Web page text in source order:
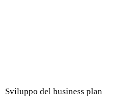
Sviluppo del business plan